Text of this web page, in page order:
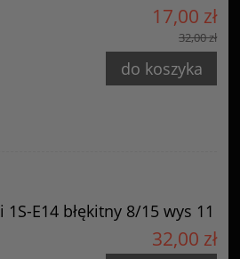
17,00 zł
32,00 zł
do koszyka
E14 błękitny 8/15 wys 11
32,00 zł